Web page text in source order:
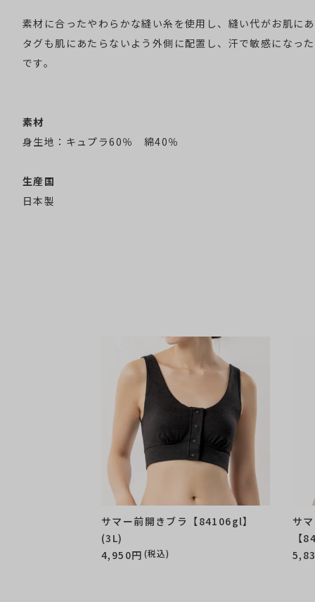
素材に合ったやわらかな縫い糸を使用し、縫い代がお肌に
タグも肌にあたらないよう外側に配置し、汗で敏感になっ
です。
素材
身生地：キュプラ60％ 綿40％
生産国
日本製
サマー前開きブラ【84106gl】
(3L)
4,950円 (税込)
サ
【